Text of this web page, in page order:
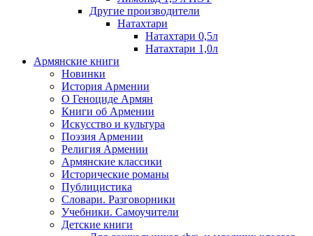
Другие производители
Натахтари
Натахтари 0,5л
Натахтари 1,0л
Армянские книги
Новинки
История Армении
О Геноциде Армян
Книги об Армении
Иcкусство и культура
Поэзия Армении
Религия Армении
Армянские классики
Исторические романы
Публицистика
Словари. Разговорники
Учебники. Самоучители
Детские книги